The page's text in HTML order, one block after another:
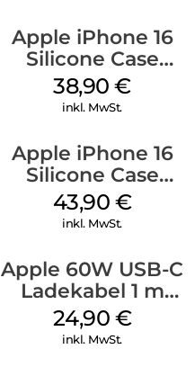
Apple iPhone 16
Silicone Case
MagSafe
Ultramarine
38,90€
inkl. MwSt.
Apple iPhone 16
Silicone Case
MagSafe Plum
43,90 €
inkl. MwSt.
Apple 60W USB-C
Ladekabel 1 m
Weiß
24,90 €
inkl. MwSt.